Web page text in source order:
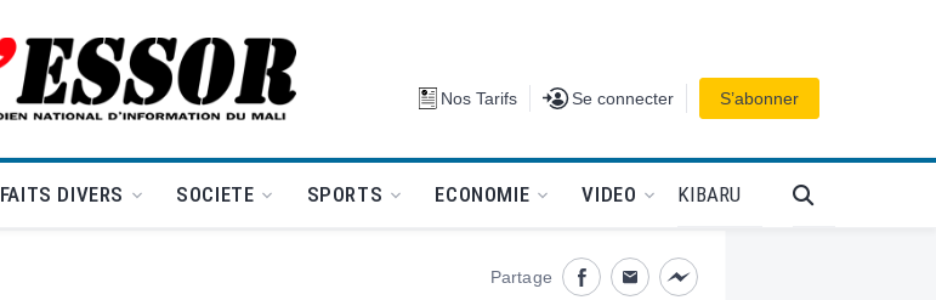
L'Essor - retour à la une Nos Tarifs Se connecter
Se connecter S’abonner
FAITS DIVERS SOCIETE SPORTS ECONOMIE VIDEO KIBARU
Partage Partage désactivé
Partage désactivé
Partage désactivé